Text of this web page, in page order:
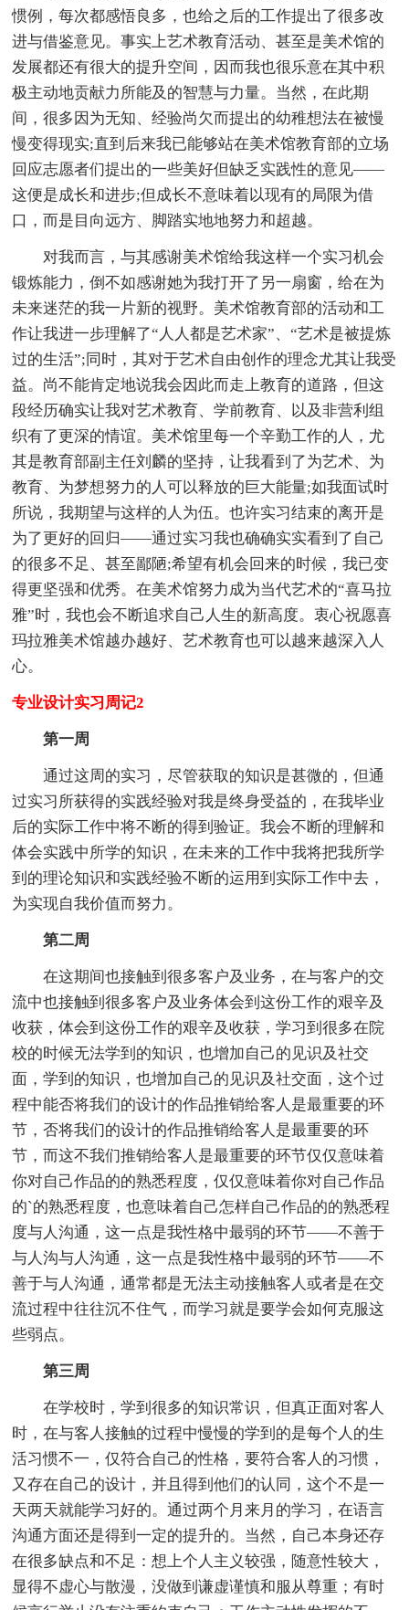
惯例，每次都感悟良多，也给之后的工作提出了很多改
进与借鉴意见。事实上艺术教育活动、甚至是美术馆的
发展都还有很大的提升空间，因而我也很乐意在其中积
极主动地贡献力所能及的智慧与力量。当然，在此期
间，很多因为无知、经验尚欠而提出的幼稚想法在被慢
慢变得现实;直到后来我已能够站在美术馆教育部的立场
回应志愿者们提出的一些美好但缺乏实践性的意见——
这便是成长和进步;但成长不意味着以现有的局限为借
口，而是目向远方、脚踏实地地努力和超越。
对我而言，与其感谢美术馆给我这样一个实习机会
锻炼能力，倒不如感谢她为我打开了另一扇窗，给在为
未来迷茫的我一片新的视野。美术馆教育部的活动和工
作让我进一步理解了“人人都是艺术家”、“艺术是被提炼
过的生活”;同时，其对于艺术自由创作的理念尤其让我受
益。尚不能肯定地说我会因此而走上教育的道路，但这
段经历确实让我对艺术教育、学前教育、以及非营利组
织有了更深的情谊。美术馆里每一个辛勤工作的人，尤
其是教育部副主任刘麟的坚持，让我看到了为艺术、为
教育、为梦想努力的人可以释放的巨大能量;如我面试时
所说，我期望与这样的人为伍。也许实习结束的离开是
为了更好的回归——通过实习我也确确实实看到了自己
的很多不足、甚至鄙陋;希望有机会回来的时候，我已变
得更坚强和优秀。在美术馆努力成为当代艺术的“喜马拉
雅”时，我也会不断追求自己人生的新高度。衷心祝愿喜
玛拉雅美术馆越办越好、艺术教育也可以越来越深入人
心。
专业设计实习周记2
第一周
通过这周的实习，尽管获取的知识是甚微的，但通
过实习所获得的实践经验对我是终身受益的，在我毕业
后的实际工作中将不断的得到验证。我会不断的理解和
体会实践中所学的知识，在未来的工作中我将把我所学
到的理论知识和实践经验不断的运用到实际工作中去，
为实现自我价值而努力。
第二周
在这期间也接触到很多客户及业务，在与客户的交
流中也接触到很多客户及业务体会到这份工作的艰辛及
收获，体会到这份工作的艰辛及收获，学习到很多在院
校的时候无法学到的知识，也增加自己的见识及社交
面，学到的知识，也增加自己的见识及社交面，这个过
程中能否将我们的设计的作品推销给客人是最重要的环
节，否将我们的设计的作品推销给客人是最重要的环
节，而这不我们推销给客人是最重要的环节仅仅意味着
你对自己作品的的熟悉程度，仅仅意味着你对自己作品
的`的熟悉程度，也意味着自己怎样自己作品的的熟悉程
度与人沟通，这一点是我性格中最弱的环节——不善于
与人沟与人沟通，这一点是我性格中最弱的环节——不
善于与人沟通，通常都是无法主动接触客人或者是在交
流过程中往往沉不住气，而学习就是要学会如何克服这
些弱点。
第三周
在学校时，学到很多的知识常识，但真正面对客人
时，在与客人接触的过程中慢慢的学到的是每个人的生
活习惯不一，仅符合自己的性格，要符合客人的习惯，
又存在自己的设计，并且得到他们的认同，这个不是一
天两天就能学习好的。通过两个月来月的学习，在语言
沟通方面还是得到一定的提升的。当然，自己本身还存
在很多缺点和不足：想上个人主义较强，随意性较大，
显得不虚心与散漫，没做到谦虚谨慎和服从尊重；有时